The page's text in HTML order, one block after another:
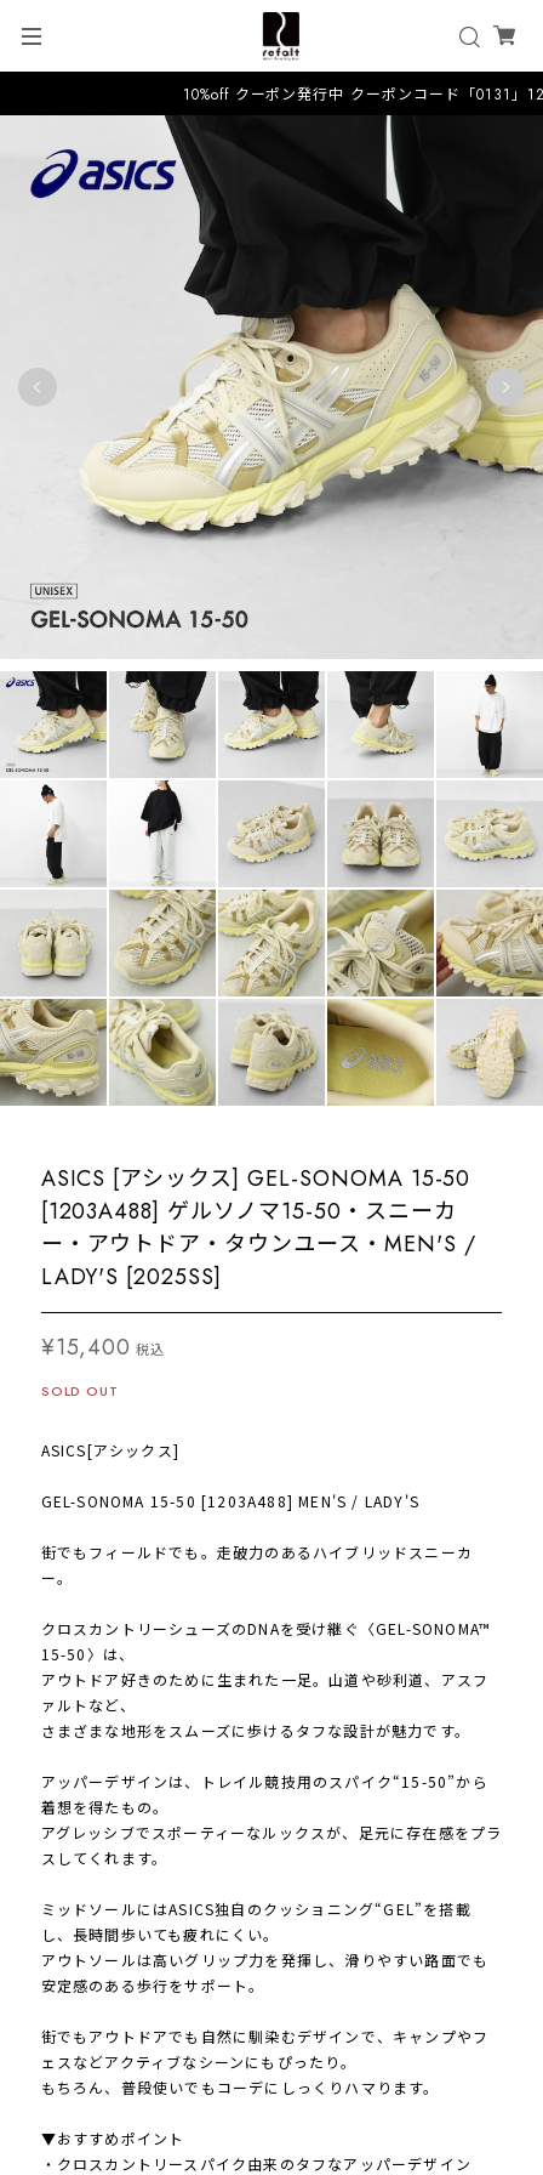
10%off クーポン発行中 クーポンコード「0131」
ASICS [アシックス] GEL-SONOMA 15-50
[1203A488] ゲルソノマ15-50・スニーカ
ー・アウトドア・タウンユース・MEN'S /
LADY'S [2025SS]
¥15,400 税込
SOLD OUT
ASICS[アシックス]
GEL-SONOMA 15-50 [1203A488] MEN'S / LADY'S
街でもフィールドでも。走破力のあるハイブリッドスニーカ
ー。
クロスカントリーシューズのDNAを受け継ぐ〈GEL-SONOMA™
15-50〉は、
アウトドア好きのために生まれた一足。山道や砂利道、アスフ
ァルトなど、
さまざまな地形をスムーズに歩けるタフな設計が魅力です。
アッパーデザインは、トレイル競技用のスパイク“15-50”から
着想を得たもの。
アグレッシブでスポーティーなルックスが、足元に存在感をプラ
スしてくれます。
ミッドソールにはASICS独自のクッショニング“GEL”を搭載
し、長時間歩いても疲れにくい。
アウトソールは高いグリップ力を発揮し、滑りやすい路面でも
安定感のある歩行をサポート。
街でもアウトドアでも自然に馴染むデザインで、キャンプやフ
ェスなどアクティブなシーンにもぴったり。
もちろん、普段使いでもコーデにしっくりハマります。
▼おすすめポイント
・クロスカントリースパイク由来のタフなアッパーデザイン